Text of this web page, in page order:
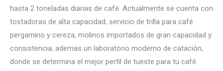
hasta 2 toneladas diarias de café. Actualmente se cuenta con
tostadoras de alta capacidad, servicio de trilla para café
pergamino y cereza, molinos importados de gran capacidad y
consistencia; ademas un laboratorio moderno de catación,
donde se determina el mejor perfil de tueste para tu café.